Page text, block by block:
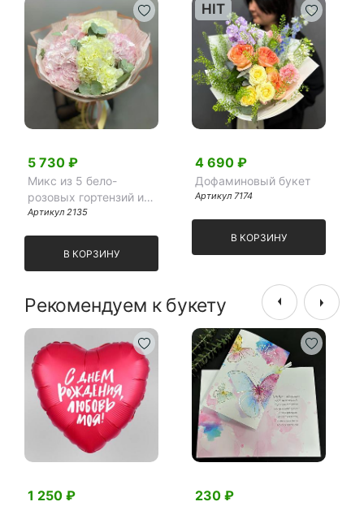
5 730 ₽
Микс из 5 бело-
розовых гортензий и
эвкалипта
Артикул 2135
В КОРЗИНУ
HIT
4 690 ₽
Дофаминовый букет
Артикул 7174
В КОРЗИНУ
Рекомендуем к букету
1 250 ₽ 230 ₽